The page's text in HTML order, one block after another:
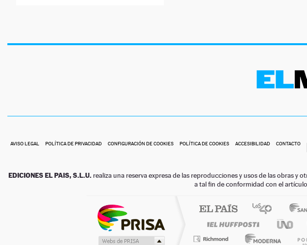
AVISO LEGAL POLÍTICA DE PRIVACIDAD CONFIGURACIÓN DE COOKIES POLÍTICA DE COOKIES ACCESIBILIDAD CONTACTO
EDICIONES EL PAIS, S.L.U. realiza una reserva expresa de las reproducciones y usos de las obras
a tal fin de conformidad con el